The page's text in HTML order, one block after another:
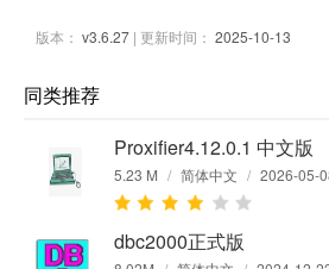
版本： v3.6.27 | 更新时间： 2025-10-13
同类推荐
Proxifier4.12.0.1 中文版
5.23 M / 简体中文 / 2026-05-
dbc2000正式版